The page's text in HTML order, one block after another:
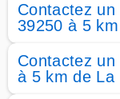
Contactez
39250 à 5
Contactez
à 5 km de La